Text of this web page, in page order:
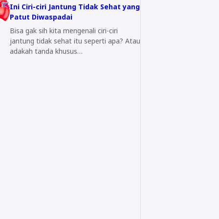
Ini Ciri-ciri Jantung Tidak Sehat yang
Patut Diwaspadai
Bisa gak sih kita mengenali ciri-ciri
jantung tidak sehat itu seperti apa? Atau
adakah tanda khusus…